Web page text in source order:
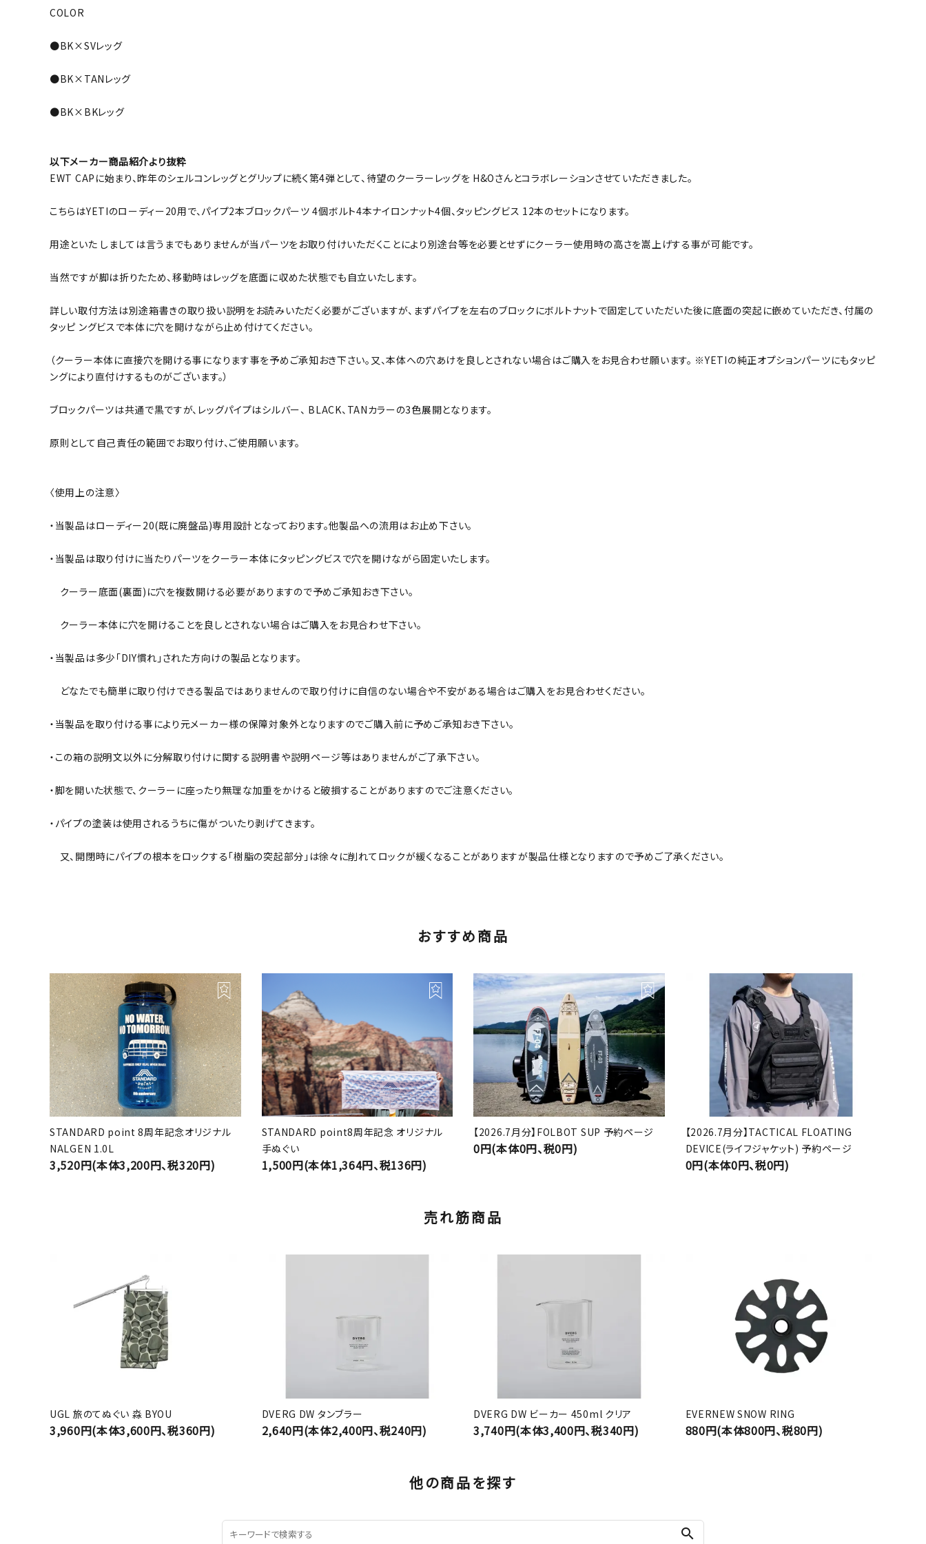
COLOR
●BK×SVレッグ
●BK×TANレッグ
●BK×BKレッグ
以下メーカー商品紹介より抜粋
EWT CAPに始まり、昨年のシェルコンレッグとグリップに続く第4弾として、待望のクーラーレッグを H&Oさんとコラボレーションさせていただきました。
こちらはYETIのローディー20用で、パイプ2本ブロックパーツ 4個ボルト4本ナイロンナット4個、タッピングビス 12本のセットになります。
用途といた しましては言うまでもありませんが当パーツをお取り付けいただくことにより別途台等を必要とせずにクーラー使用時の高さを嵩上げする事が可能です。
当然ですが脚は折りたため、移動時はレッグを底面に収めた状態でも自立いたします。
詳しい取付方法は別途箱書きの取り扱い説明をお読みいただく必要がございますが、まずパイプを左右のブロックにボルトナットで固定していただいた後に底面の突起に嵌めていただき、付属の
タッピ ングビスで本体に穴を開けながら止め付けてください。
（クーラー本体に直接穴を開ける事になります事を予めご承知おき下さい。又、本体への穴あけを良しとされない場合はご購入をお見合わせ願います。 ※YETIの純正オプションパーツにもタッピ
ングにより直付けするものがございます。）
ブロックパーツは共通で黒ですが、レッグパイプはシルバー、 BLACK、TANカラーの3色展開となります。
原則として自己責任の範囲でお取り付け、ご使用願います。
〈使用上の注意〉
・当製品はローディー20(既に廃盤品)専用設計となっております。他製品への流用はお止め下さい。
・当製品は取り付けに当たりパーツをクーラー本体にタッピングビスで穴を開けながら固定いたします。
クーラー底面(裏面)に穴を複数開ける必要がありますので予めご承知おき下さい。
クーラー本体に穴を開けることを良しとされない場合はご購入をお見合わせ下さい。
・当製品は多少「DIY慣れ」された方向けの製品となります。
どなたでも簡単に取り付けできる製品ではありませんので取り付けに自信のない場合や不安がある場合はご購入をお見合わせください。
・当製品を取り付ける事により元メーカー様の保障対象外となりますのでご購入前に予めご承知おき下さい。
・この箱の説明文以外に分解取り付けに関する説明書や説明ページ等はありませんがご了承下さい。
・脚を開いた状態で、クーラーに座ったり無理な加重をかけると破損することがありますのでご注意ください。
・パイプの塗装は使用されるうちに傷がついたり剥げてきます。
又、開閉時にパイプの根本をロックする「樹脂の突起部分」は徐々に削れてロックが緩くなることがありますが製品仕様となりますので予めご了承ください。
おすすめ商品
STANDARD point 8周年記念オリジナル
NALGEN 1.0L
3,520円(本体3,200円、税320円)
STANDARD point8周年記念 オリジナル
手ぬぐい
1,500円(本体1,364円、税136円)
【2026.7月分】FOLBOT SUP 予約ページ
0円(本体0円、税0円)
【2026.7月分】TACTICAL FLOATING
DEVICE(ライフジャケット) 予約ページ
0円(本体0円、税0円)
売れ筋商品
UGL 旅のてぬぐい 淼 BYOU
3,960円(本体3,600円、税360円)
DVERG DW タンブラー
2,640円(本体2,400円、税240円)
DVERG DW ビーカー 450ml クリア
3,740円(本体3,400円、税340円)
EVERNEW SNOW RING
880円(本体800円、税80円)
他の商品を探す
search